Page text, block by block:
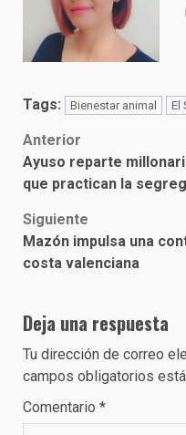
Tags: Bienestar animal El
Post
navigation
Anterior
Ayuso reparte
que practican la
Siguiente
Mazón impulsa una
costa valenciana
Deja una respuesta
Tu dirección de correo
campos obligatorios
Comentario *